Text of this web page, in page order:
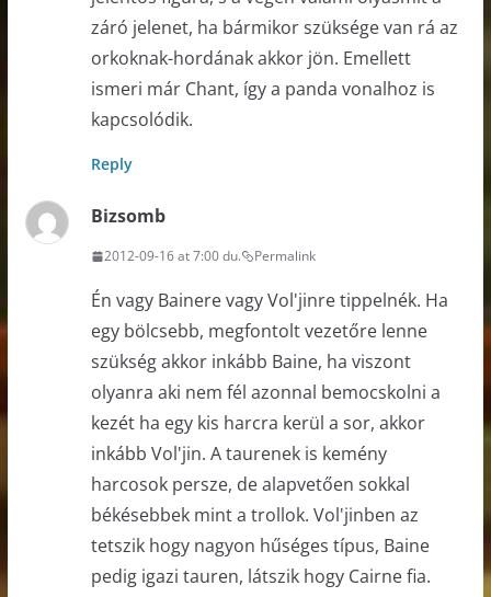
záró jelenet, ha bármikor szüksége van rá az
orkoknak-hordának akkor jön. Emellett
ismeri már Chant, így a panda vonalhoz is
kapcsolódik.
Reply
Bizsomb
2012-09-16 at 7:00 du. Permalink
Én vagy Bainere vagy Vol'jinre tippelnék. Ha
egy bölcsebb, megfontolt vezetőre lenne
szükség akkor inkább Baine, ha viszont
olyanra aki nem fél azonnal bemocskolni a
kezét ha egy kis harcra kerül a sor, akkor
inkább Vol'jin. A taurenek is kemény
harcosok persze, de alapvetően sokkal
békésebbek mint a trollok. Vol'jinben az
tetszik hogy nagyon hűséges típus, Baine
pedig igazi tauren, látszik hogy Cairne fia.